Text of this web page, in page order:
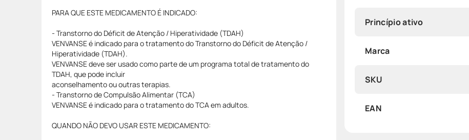
PARA QUE ESTE MEDICAMENTO É INDICADO:
- Transtorno do Déficit de Atenção / Hiperatividade (TDAH)
VENVANSE é indicado para o tratamento do Transtorno do Déficit de Atenção /
Hiperatividade (TDAH).
VENVANSE deve ser usado como parte de um programa total de tratamento do
TDAH, que pode incluir
aconselhamento ou outras terapias.
- Transtorno de Compulsão Alimentar (TCA)
VENVANSE é indicado para o tratamento do TCA em adultos.
QUANDO NÃO DEVO USAR ESTE MEDICAMENTO:
Princípio ativo
Marca
SKU
EAN